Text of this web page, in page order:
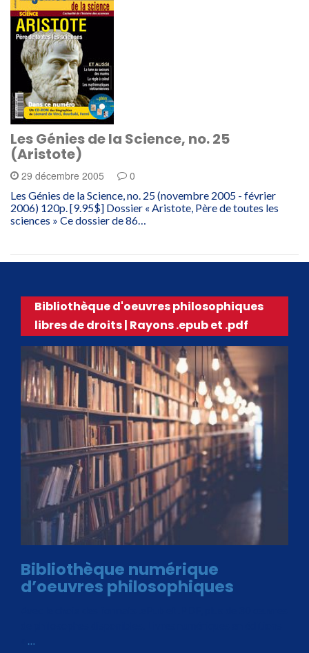
Les Génies de la Science, no. 25
(Aristote)
29 décembre 2005 0
Les Génies de la Science, no. 25 (novembre 2005 - février
2006) 120p. [9.95$] Dossier « Aristote, Père de toutes les
sciences » Ce dossier de 86…
Bibliothèque d'oeuvres philosophiques
libres de droits | Rayons .epub et .pdf
Bibliothèque numérique
d’oeuvres philosophiques
…